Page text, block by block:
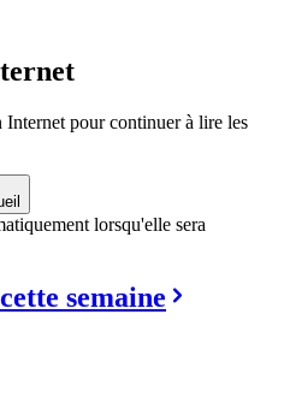
pour continuer à lire les
lorsqu'elle sera
semaine